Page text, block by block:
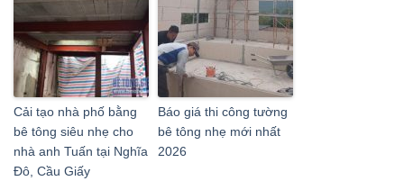
Cải tạo nhà phố bằng
bê tông siêu nhẹ cho
nhà anh Tuấn tại Nghĩa
Đô, Cầu Giấy
Báo giá thi công tường
bê tông nhẹ mới nhất
2026